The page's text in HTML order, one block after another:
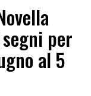
per
al 5